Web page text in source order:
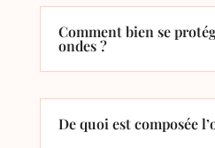
Comment bien se
ondes ?
De quoi est composée